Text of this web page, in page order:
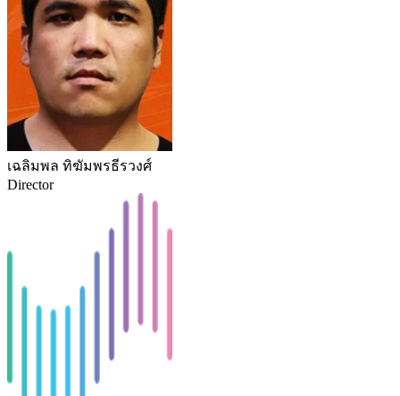
เฉลิมพล ทิฆัมพรธีรวงศ์
Director